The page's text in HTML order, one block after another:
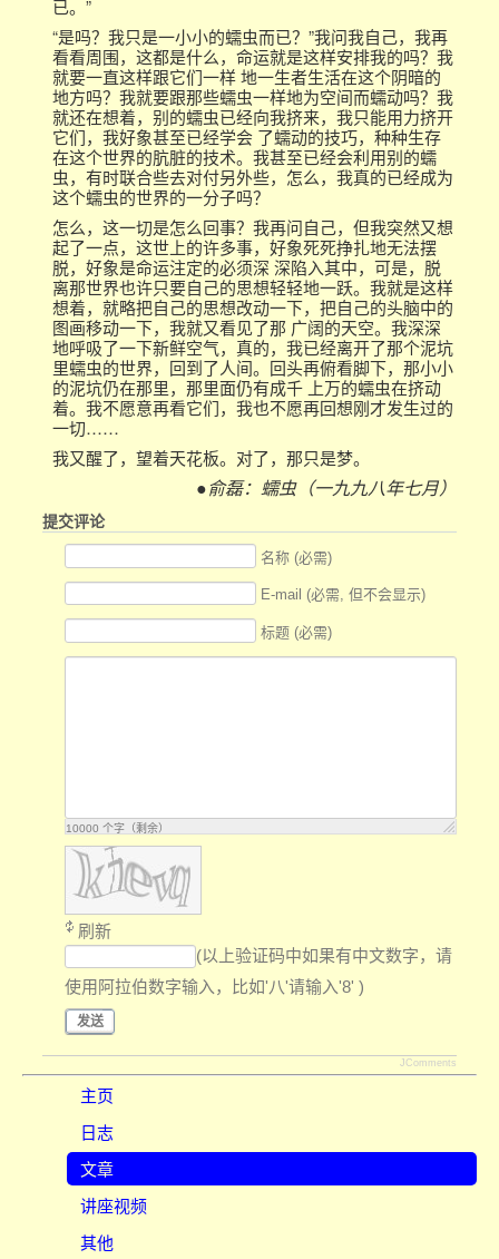
已。”
“是吗？我只是一小小的蠕虫而已？”我问我自己，我再
看看周围，这都是什么，命运就是这样安排我的吗？我
就要一直这样跟它们一样 地一生者生活在这个阴暗的
地方吗？我就要跟那些蠕虫一样地为空间而蠕动吗？我
就还在想着，别的蠕虫已经向我挤来，我只能用力挤开
它们，我好象甚至已经学会 了蠕动的技巧，种种生存
在这个世界的肮脏的技术。我甚至已经会利用别的蠕
虫，有时联合些去对付另外些，怎么，我真的已经成为
这个蠕虫的世界的一分子吗？
怎么，这一切是怎么回事？我再问自己，但我突然又想
起了一点，这世上的许多事，好象死死挣扎地无法摆
脱，好象是命运注定的必须深 深陷入其中，可是，脱
离那世界也许只要自己的思想轻轻地一跃。我就是这样
想着，就略把自己的思想改动一下，把自己的头脑中的
图画移动一下，我就又看见了那 广阔的天空。我深深
地呼吸了一下新鲜空气，真的，我已经离开了那个泥坑
里蠕虫的世界，回到了人间。回头再俯看脚下，那小小
的泥坑仍在那里，那里面仍有成千 上万的蠕虫在挤动
着。我不愿意再看它们，我也不愿再回想刚才发生过的
一切……
我又醒了，望着天花板。对了，那只是梦。
●俞磊：蠕虫（一九九八年七月）
提交评论
名称 (必需)
E-mail (必需, 但不会显示)
标题 (必需)
10000 个字（剩余）
刷新
(以上验证码中如果有中文数字，请
使用阿拉伯数字输入，比如'八'请输入'8' )
发送
JComments
主页
日志
文章
讲座视频
其他